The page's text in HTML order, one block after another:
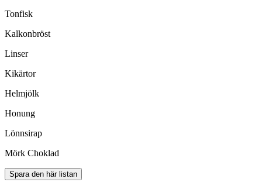
Tonfisk
Kalkonbröst
Linser
Kikärtor
Helmjölk
Honung
Lönnsirap
Mörk Choklad
Spara den här listan